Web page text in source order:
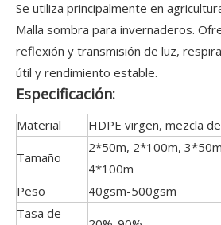
Se utiliza principalmente en
Malla sombra para invernaderos.
reflexión y transmisión de luz,
útil y rendimiento estable.
Especificación:
Material HDPE virgen, mezcla
Tamaño
2*50m, 2*100m,
4*100m
Peso
40gsm-500gsm
Tasa de